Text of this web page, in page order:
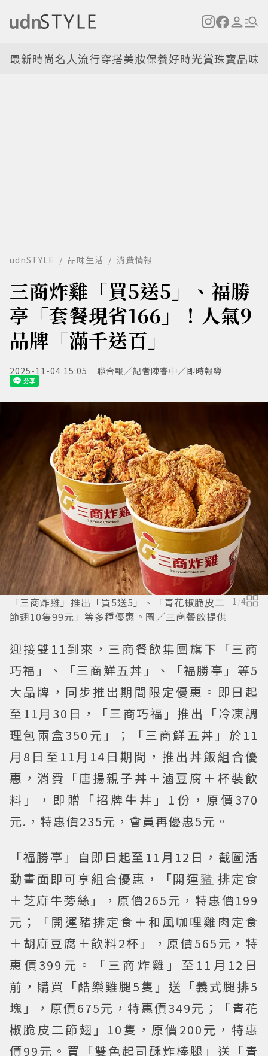
最新時尚名人流行穿搭美妝保養好時光賞珠寶品味
udnSTYLE 品味生活 消費情報
三商炸雞「買5送5」、福勝
亭「套餐現省166」！人氣9
品牌「滿千送百」
2025-11-04 15:05 聯合報／記者陳睿中／即時報導
「三商炸雞」推出「買5送5」、「青花椒脆皮二
節翅10隻99元」等多種優惠。圖／三商餐飲提供
1/4
迎接雙11到來，三商餐飲集團旗下「三商
巧福」、「三商鮮五丼」、「福勝亭」等5
大品牌，同步推出期間限定優惠。即日起
至11月30日，「三商巧福」推出「冷凍調
理包兩盒350元」；「三商鮮五丼」於11
月8日至11月14日期間，推出丼飯組合優
惠，消費「唐揚親子丼＋滷豆腐＋杯裝飲
料」，即贈「招牌牛丼」1份，原價370
元.，特惠價235元，會員再優惠5元。
「福勝亭」自即日起至11月12日，截圖活
動畫面即可享組合優惠，「開運豬 排定食
＋芝麻牛蒡絲」，原價265元，特惠價199
元；「開運豬排定食＋和風咖哩雞肉定食
＋胡麻豆腐＋飲料2杯」，原價565元，特
惠價399元。「三商炸雞」至11月12日
前，購買「酷樂雞腿5隻」送「義式腿排5
塊」，原價675元，特惠價349元；「青花
椒脆皮二節翅」10隻，原價200元，特惠
價99元。買「雙色起司酥炸棒腿」送「青